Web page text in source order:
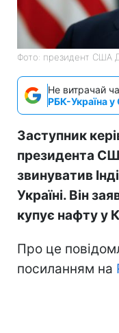
Фото: президент США
Не витрачай
РБК-Україна у
Заступник
президента
звинуватив
Україні. Він
купує нафту у
Про це
посиланням на